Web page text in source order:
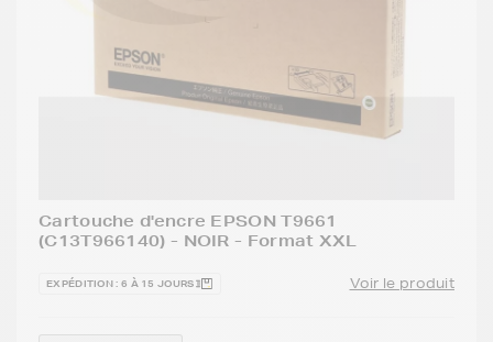
Cartouche d'encre EPSON T9661
(C13T966140) - NOIR - Format XXL
EXPÉDITION : 6 À 15 JOURS Voir le produit